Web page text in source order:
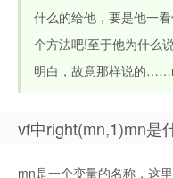
什么的给他，要是他一
个方法吧!至于他为什么
明白，故意那样说的
vf中right(mn,1)mn是
mn是一个变量的名称，这